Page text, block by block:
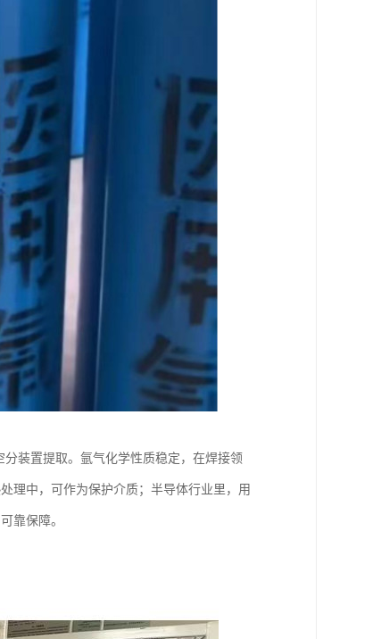
装置提取。氩气化学性质稳定，在焊接领
理中，可作为保护介质；半导体行业里，用
靠保障。​